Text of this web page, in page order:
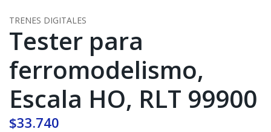
TRENES DIGITALES
Tester para
ferromodelismo,
Escala HO, RLT 99900
$33.740